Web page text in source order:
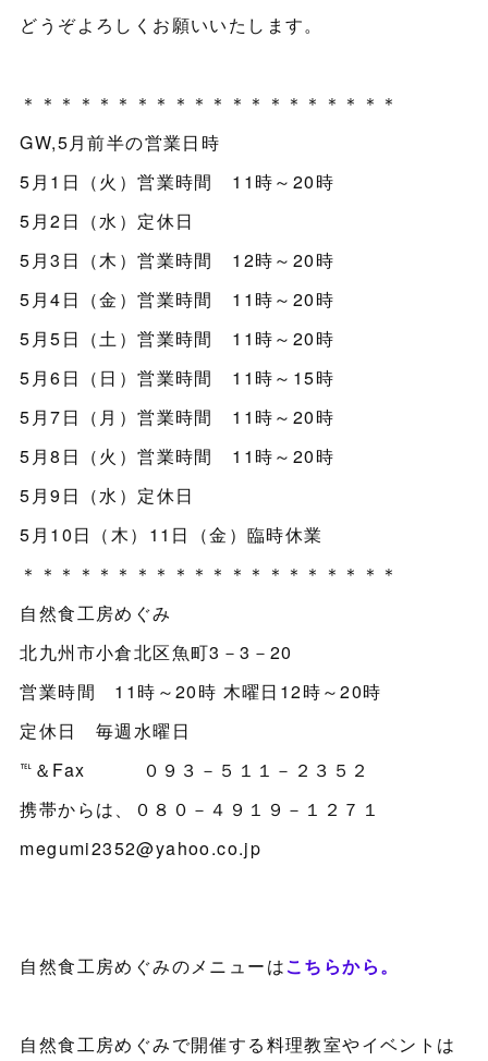
どうぞよろしくお願いいたします。
＊＊＊＊＊＊＊＊＊＊＊＊＊＊＊＊＊＊＊＊
GW,5月前半の営業日時
5月1日（火）営業時間 11時～20時
5月2日（水）定休日
5月3日（木）営業時間 12時～20時
5月4日（金）営業時間 11時～20時
5月5日（土）営業時間 11時～20時
5月6日（日）営業時間 11時～15時
5月7日（月）営業時間 11時～20時
5月8日（火）営業時間 11時～20時
5月9日（水）定休日
5月10日（木）11日（金）臨時休業
＊＊＊＊＊＊＊＊＊＊＊＊＊＊＊＊＊＊＊＊
自然食工房めぐみ
北九州市小倉北区魚町3－3－20
営業時間 11時～20時 木曜日12時～20時
定休日 毎週水曜日
℡＆Fax ０９３－５１１－２３５２
携帯からは、０８０－４９１９－１２７１
megumi2352@yahoo.co.jp
自然食工房めぐみのメニューはこちらから。
自然食工房めぐみで開催する料理教室やイベントは